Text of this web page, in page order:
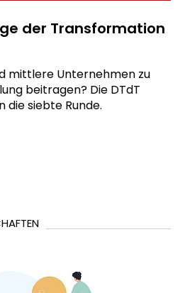
der Transformation
mittlere Unternehmen zu
beitragen? Die DTdT
die siebte Runde.